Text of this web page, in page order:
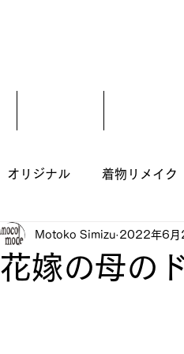
オリジナル 着物リメイク
花嫁の母の
Motoko Simizu 2022年6月